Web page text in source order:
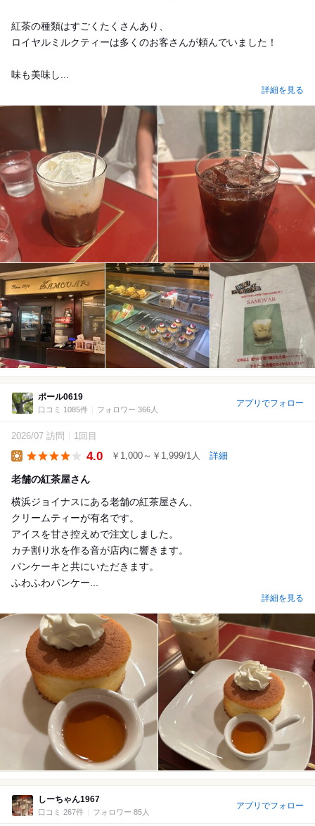
紅茶の種類はすごくたくさんあり、
ロイヤルミルクティーは多くのお客さんが頼んでいました！
味も美味し...
詳細を見る
ポール0619
口コミ 1085件 フォロワー 366人
アプリでフォロー
2026/07 訪問 1回目
4.0 ￥1,000～￥1,999/1人 詳細
老舗の紅茶屋さん
横浜ジョイナスにある老舗の紅茶屋さん、
クリームティーが有名です。
アイスを甘さ控えめで注文しました。
カチ割り氷を作る音が店内に響きます。
パンケーキと共にいただきます。
ふわふわパンケー...
詳細を見る
しーちゃん1967
口コミ 267件 フォロワー 85人
アプリでフォロー